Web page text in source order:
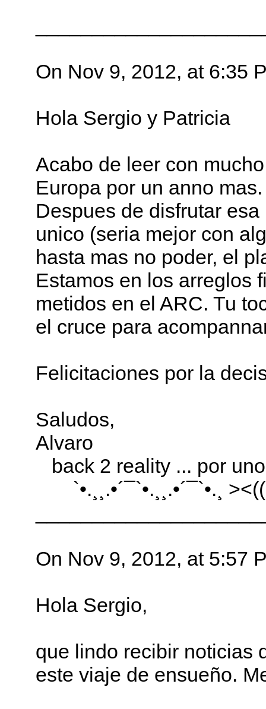
On Nov 9, 2012, at 6:35
Hola Sergio y Patricia
Acabo de leer con
Europa por un anno
Despues de disfrutar
unico (seria mejor con
hasta mas no poder, el
Estamos en los arreglos
metidos en el ARC. Tu
el cruce para
Felicitaciones por la
Saludos,
Alvaro
back 2 reality ... por
`•.¸¸.•´¯`•.¸¸.•´¯`•.¸
On Nov 9, 2012, at 5:57
Hola Sergio,
que lindo recibir noticias
este viaje de ensueño.